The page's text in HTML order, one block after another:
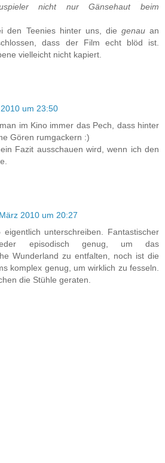
nicht nur Gänsehaut beim
den Teenies hinter uns, die genauan
dass der Film echt blöd ist.
vielleicht nicht kapiert.
um 23:50
im Kino immer das Pech, dass hinter
Gören rumgackern :)
Fazit ausschauen wird, wenn ich den
2010 um 20:27
unterschreiben. Fantastischer
episodisch genug, um das
Wunderland zu entfalten, noch ist die
komplex genug, um wirklich zu fesseln.
die Stühle geraten.